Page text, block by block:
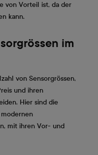
von Vorteil ist, da der
kann.
im
von Sensorgrössen,
und ihren
Hier sind die
mit ihren Vor- und